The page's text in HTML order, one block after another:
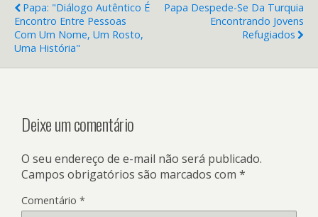
Papa: "Diálogo Autêntico É
Encontro Entre Pessoas
Com Um Nome, Um Rosto,
Uma História"
Papa Despede-Se Da Turquia
Encontrando Jovens
Refugiados
Deixe um comentário
O seu endereço de e-mail não será publicado.
Campos obrigatórios são marcados com *
Comentário *